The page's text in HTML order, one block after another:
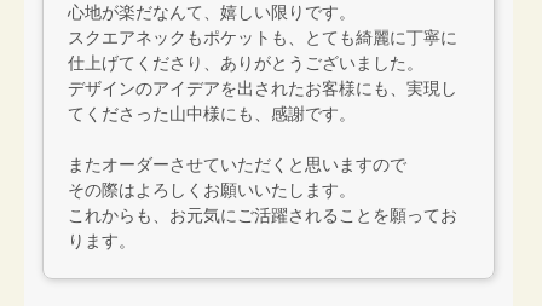
心地が楽だなんて、嬉しい限りです。
スクエアネックもポケットも、とても綺麗に丁寧に
仕上げてくださり、ありがとうございました。
デザインのアイデアを出されたお客様にも、実現し
てくださった山中様にも、感謝です。
またオーダーさせていただくと思いますので
その際はよろしくお願いいたします。
これからも、お元気にご活躍されることを願ってお
ります。